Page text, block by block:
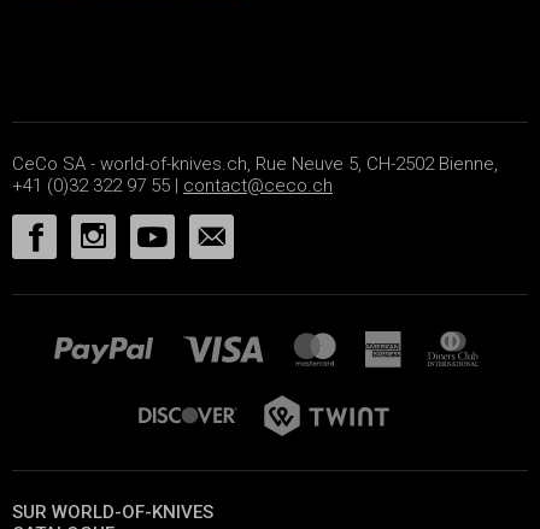
CeCo SA - world-of-knives.ch, Rue Neuve 5, CH-2502 Bienne,
+41 (0)32 322 97 55 | contact@ceco.ch
SUR WORLD-OF-KNIVES